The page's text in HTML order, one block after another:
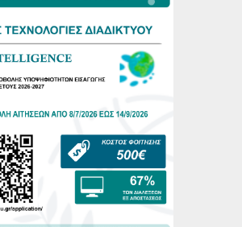
Περιόδου Εαρινού Εξαμήνου
Μεταπτυχιακών Διπλωματικών